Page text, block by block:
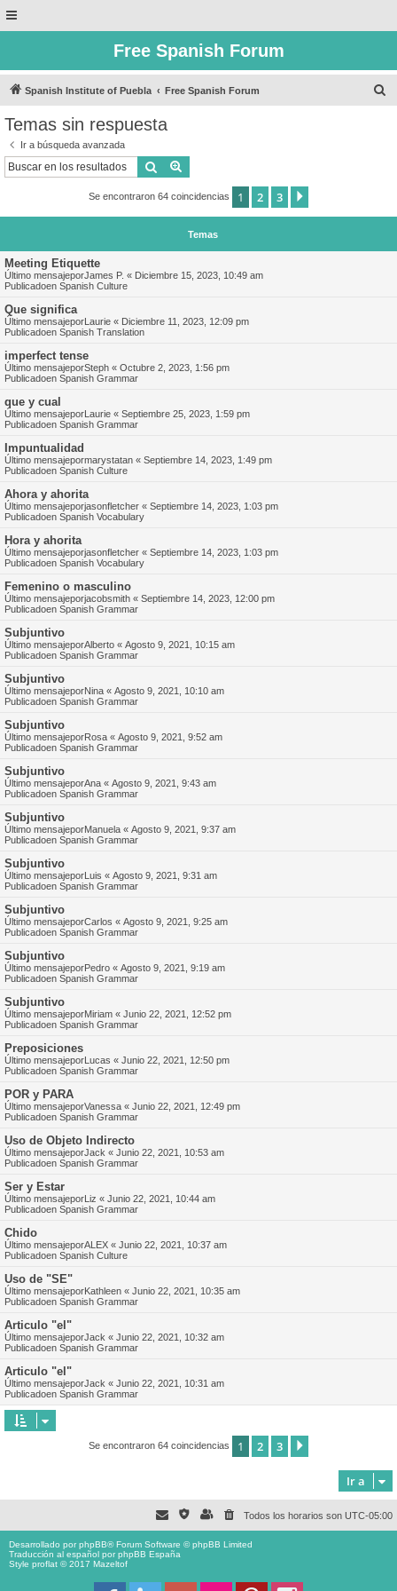
Free Spanish Forum
Spanish Institute of Puebla Free Spanish Forum
Temas sin respuesta
Ir a búsqueda avanzada
Buscar
Se encontraron 64 coincidencias 1 2 3
Temas
Meeting Etiquette
Último mensajeporJames P. « Diciembre 15, 2023, 10:49 am
Publicadoen Spanish Culture
Que significa
Último mensajeporLaurie « Diciembre 11, 2023, 12:09 pm
Publicadoen Spanish Translation
imperfect tense
Último mensajeporSteph « Octubre 2, 2023, 1:56 pm
Publicadoen Spanish Grammar
que y cual
Último mensajeporLaurie « Septiembre 25, 2023, 1:59 pm
Publicadoen Spanish Grammar
Impuntualidad
Último mensajepormarystatan « Septiembre 14, 2023, 1:49 pm
Publicadoen Spanish Culture
Ahora y ahorita
Último mensajeporjasonfletcher « Septiembre 14, 2023, 1:03 pm
Publicadoen Spanish Vocabulary
Hora y ahorita
Último mensajeporjasonfletcher « Septiembre 14, 2023, 1:03 pm
Publicadoen Spanish Vocabulary
Femenino o masculino
Último mensajeporjacobsmith « Septiembre 14, 2023, 12:00 pm
Publicadoen Spanish Grammar
Subjuntivo
Último mensajeporAlberto « Agosto 9, 2021, 10:15 am
Publicadoen Spanish Grammar
Subjuntivo
Último mensajeporNina « Agosto 9, 2021, 10:10 am
Publicadoen Spanish Grammar
Subjuntivo
Último mensajeporRosa « Agosto 9, 2021, 9:52 am
Publicadoen Spanish Grammar
Subjuntivo
Último mensajeporAna « Agosto 9, 2021, 9:43 am
Publicadoen Spanish Grammar
Subjuntivo
Último mensajeporManuela « Agosto 9, 2021, 9:37 am
Publicadoen Spanish Grammar
Subjuntivo
Último mensajeporLuis « Agosto 9, 2021, 9:31 am
Publicadoen Spanish Grammar
Subjuntivo
Último mensajeporCarlos « Agosto 9, 2021, 9:25 am
Publicadoen Spanish Grammar
Subjuntivo
Último mensajeporPedro « Agosto 9, 2021, 9:19 am
Publicadoen Spanish Grammar
Subjuntivo
Último mensajeporMiriam « Junio 22, 2021, 12:52 pm
Publicadoen Spanish Grammar
Preposiciones
Último mensajeporLucas « Junio 22, 2021, 12:50 pm
Publicadoen Spanish Grammar
POR y PARA
Último mensajeporVanessa « Junio 22, 2021, 12:49 pm
Publicadoen Spanish Grammar
Uso de Objeto Indirecto
Último mensajeporJack « Junio 22, 2021, 10:53 am
Publicadoen Spanish Grammar
Ser y Estar
Último mensajeporLiz « Junio 22, 2021, 10:44 am
Publicadoen Spanish Grammar
Chido
Último mensajeporALEX « Junio 22, 2021, 10:37 am
Publicadoen Spanish Culture
Uso de "SE"
Último mensajeporKathleen « Junio 22, 2021, 10:35 am
Publicadoen Spanish Grammar
Articulo "el"
Último mensajeporJack « Junio 22, 2021, 10:32 am
Publicadoen Spanish Grammar
Articulo "el"
Último mensajeporJack « Junio 22, 2021, 10:31 am
Publicadoen Spanish Grammar
Se encontraron 64 coincidencias 1 2 3
Ir a
Todos los horarios son UTC-05:00
Desarrollado porphpBB® Forum Software © phpBB Limited
Traducción al español porphpBB España
Style proflat © 2017 Mazeltof